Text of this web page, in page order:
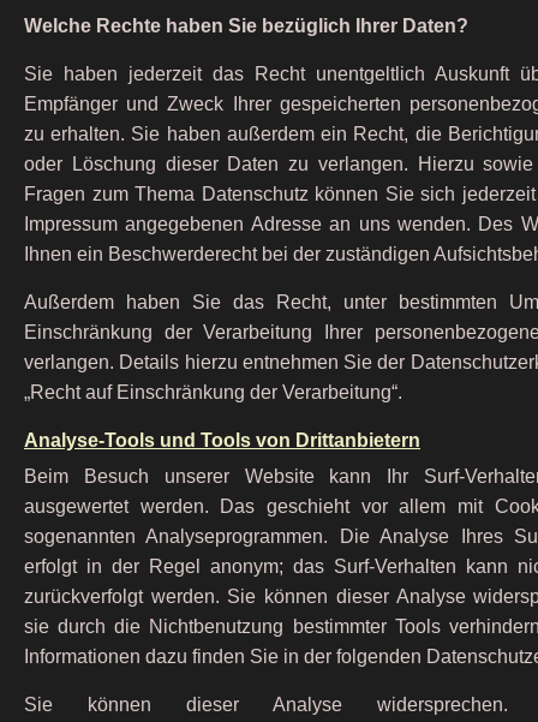
Welche Rechte haben Sie bezüglich Ihrer Daten?
Sie haben jederzeit das Recht unentgeltlich Auskunft
Empfänger und Zweck Ihrer gespeicherten
zu erhalten. Sie haben außerdem ein Recht, die
oder Löschung dieser Daten zu verlangen. Hierzu
Fragen zum Thema Datenschutz können Sie sich
Impressum angegebenen Adresse an uns wenden. Des
Ihnen ein Beschwerderecht bei der zuständigen
Außerdem haben Sie das Recht, unter bestimmten
Einschränkung der Verarbeitung Ihrer
verlangen. Details hierzu entnehmen Sie der
„Recht auf Einschränkung der Verarbeitung“.
Analyse-Tools und Tools von Drittanbietern
Beim Besuch unserer Website kann Ihr Surf-
ausgewertet werden. Das geschieht vor allem mit
sogenannten Analyseprogrammen. Die Analyse Ihres
erfolgt in der Regel anonym; das Surf-Verhalten kann
zurückverfolgt werden. Sie können dieser Analyse
sie durch die Nichtbenutzung bestimmter Tools
Informationen dazu finden Sie in der folgenden
Sie können dieser Analyse